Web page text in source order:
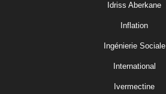
Idriss Aberkane
Inflation
Ingénierie Sociale
International
Ivermectine